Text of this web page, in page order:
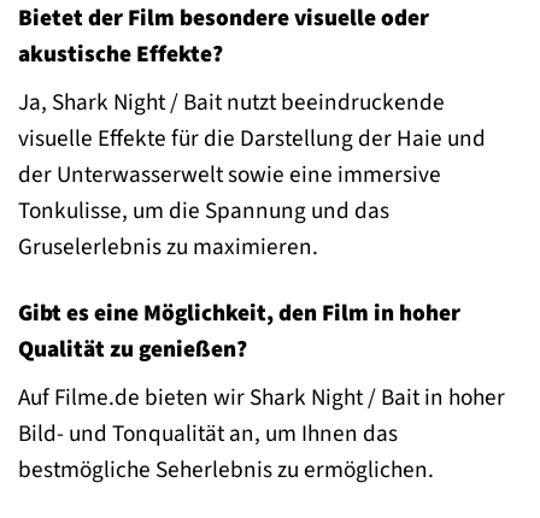
Bietet der Film besondere visuelle oder
akustische Effekte?
Ja, Shark Night / Bait nutzt beeindruckende
visuelle Effekte für die Darstellung der Haie und
der Unterwasserwelt sowie eine immersive
Tonkulisse, um die Spannung und das
Gruselerlebnis zu maximieren.
Gibt es eine Möglichkeit, den Film in hoher
Qualität zu genießen?
Auf Filme.de bieten wir Shark Night / Bait in hoher
Bild- und Tonqualität an, um Ihnen das
bestmögliche Seherlebnis zu ermöglichen.